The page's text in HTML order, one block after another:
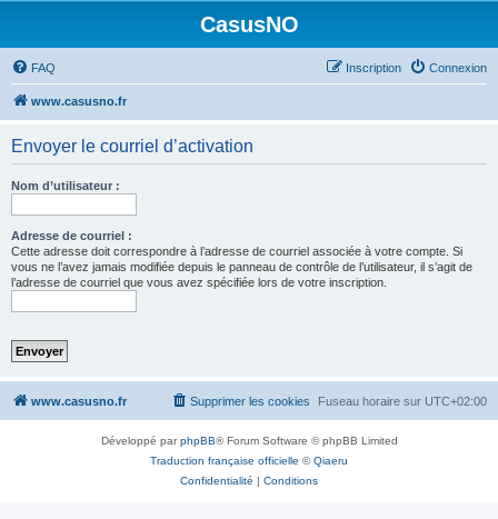
CasusNO
FAQ Connexion
Inscription
www.casusno.fr
Envoyer le courriel d’activation
Nom d’utilisateur :
Adresse de courriel :
Cette adresse doit correspondre à l’adresse de courriel associée à votre compte. Si
vous ne l’avez jamais modifiée depuis le panneau de contrôle de l’utilisateur, il s’agit de
l’adresse de courriel que vous avez spécifiée lors de votre inscription.
www.casusno.fr Fuseau horaire sur UTC+02:00
Supprimer les cookies
Développé parphpBB® Forum Software © phpBB Limited
Traduction française officielle ©Qiaeru
Confidentialité | Conditions